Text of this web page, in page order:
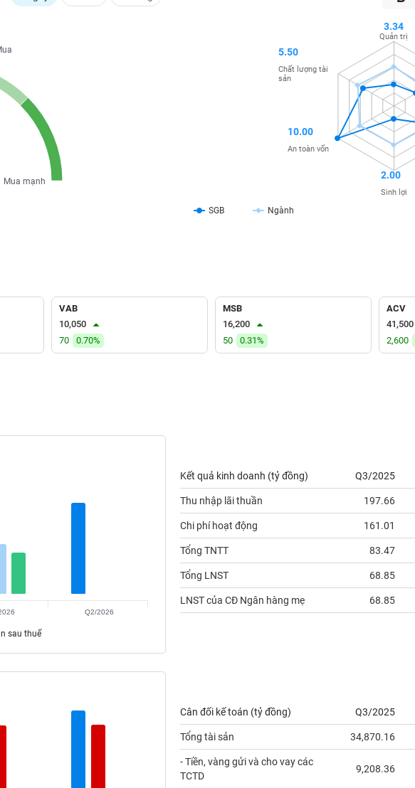
Mua mạnh
SGB Ngành
3.34
Quản trị
2.00
Sinh lợi
10.00
An toàn vốn
5.50
Chất lượng tài
sản
VAB
10,050
70
0.70%
MSB
16,200
50
0.31%
ACV
41,500
2,600
sau thuế
Q2/2026
Kết quả kinh doanh (tỷ đồng) Q3/2025
Thu nhập lãi thuần 197.66
Chi phí hoạt động 161.01
Tổng TNTT 83.47
Tổng LNST 68.85
LNST của CĐ Ngân hàng mẹ 68.85
Cân đối kế toán (tỷ đồng) Q3/2025
Tổng tài sản 34,870.16
- Tiền, vàng gửi và cho vay các
TCTD
9,208.36